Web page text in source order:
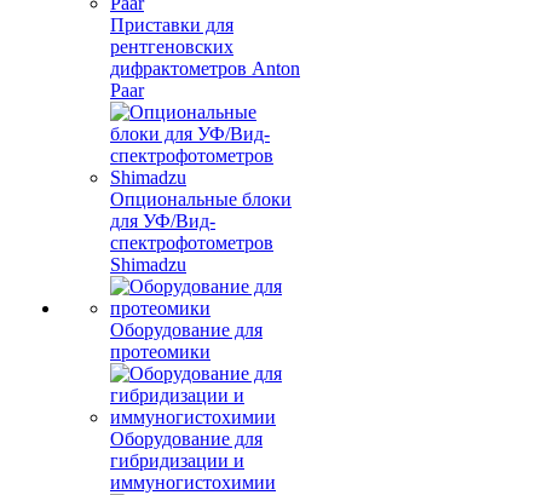
Приставки для
рентгеновских
дифрактометров Anton
Paar
Опциональные блоки
для УФ/Вид-
спектрофотометров
Shimadzu
Оборудование для
протеомики
Оборудование для
гибридизации и
иммуногистохимии